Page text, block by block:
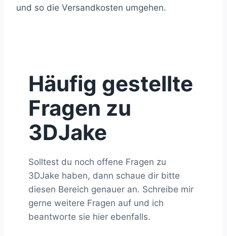
und so die Versandkosten umgehen.
Häufig gestellte
Fragen zu
3DJake
Solltest du noch offene Fragen zu
3DJake haben, dann schaue dir bitte
diesen Bereich genauer an. Schreibe mir
gerne weitere Fragen auf und ich
beantworte sie hier ebenfalls.